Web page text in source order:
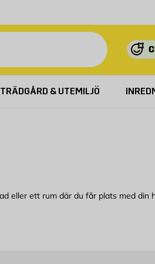
TRÄDGÅRD & UTEMILJÖ
eller ett rum där du får plats med